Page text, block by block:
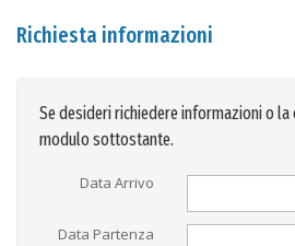
Richiesta informazioni
Se desideri richiedere informazioni o
modulo sottostante.
Data Arrivo
Data Partenza